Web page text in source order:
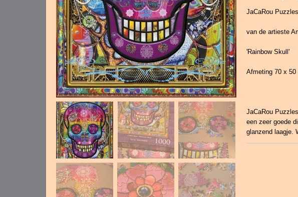
JaCaRou
van de artieste
'Rainbow Skull'
Afmeting 70 x 50
JaCaRou
een zeer goede
glanzend laagje.